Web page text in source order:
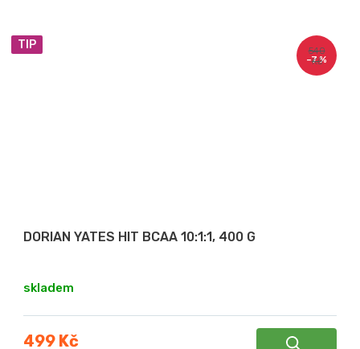
TIP
540
Kč
–7 %
DORIAN YATES HIT BCAA 10:1:1, 400 G
skladem
499 Kč